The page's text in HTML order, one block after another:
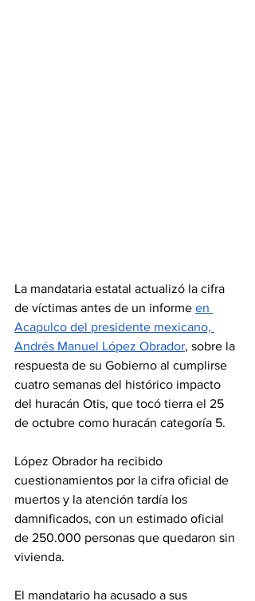
La mandataria estatal actualizó la cifra
de víctimas antes de un informe en
Acapulco del presidente mexicano,
Andrés Manuel López Obrador, sobre la
respuesta de su Gobierno al cumplirse
cuatro semanas del histórico impacto
del huracán Otis, que tocó tierra el 25
de octubre como huracán categoría 5.
López Obrador ha recibido
cuestionamientos por la cifra oficial de
muertos y la atención tardía los
damnificados, con un estimado oficial
de 250.000 personas que quedaron sin
vivienda.
El mandatario ha acusado a sus